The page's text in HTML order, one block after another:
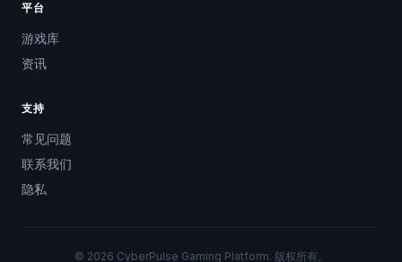
平台
游戏库
资讯
支持
常见问题
联系我们
隐私
© 2026 CyberPulse Gaming Platform. 版权所有。